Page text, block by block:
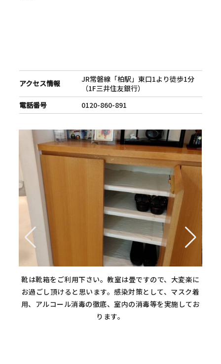
アクセス情報
JR常磐線「柏駅」東口1より徒歩1分
（1F三井住友銀行）
電話番号
0120-860-891
靴は靴箱をご利用下さい。教室は畳ですので、大変楽に
お過ごし頂けると思います。感染対策として、マスク着
用、アルコール消毒の徹底、室内の消毒等を実施してお
ります。